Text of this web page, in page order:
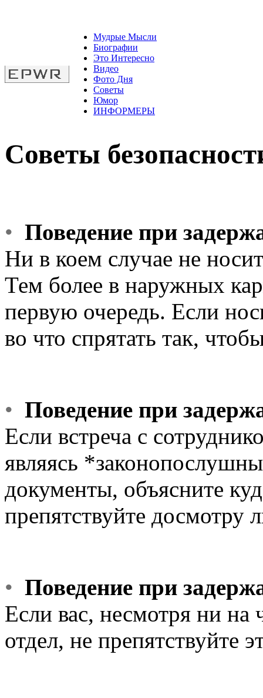
Мудрые Мысли
Биографии
Это Интересно
Видео
Фото Дня
Советы
Юмор
ИНФОРМЕРЫ
Советы
• Поведение при
Ни в коем случае не
Тем более в наружных
первую очередь. Если
во что спрятать так,
• Поведение при
Если встреча с
являясь
документы, объясните
препятствуйте досмотру
• Поведение при
Если вас, несмотря ни
отдел, не препятствуйте